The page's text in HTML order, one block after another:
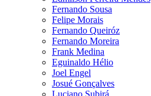
Fernando Sousa
Felipe Morais
Fernando Queiróz
Fernando Moreira
Frank Medina
Eguinaldo Hélio
Joel Engel
Josué Gonçalves
Luciano Subirá